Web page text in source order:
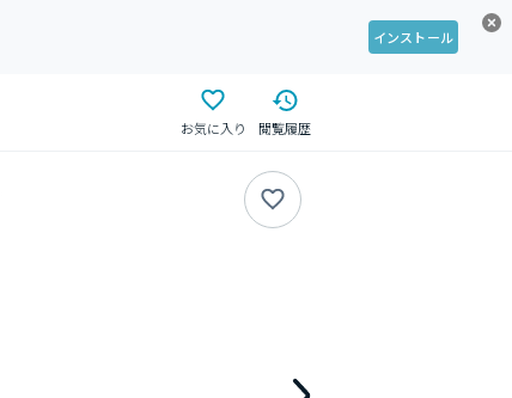
インストール
お気に入り 閲覧履歴